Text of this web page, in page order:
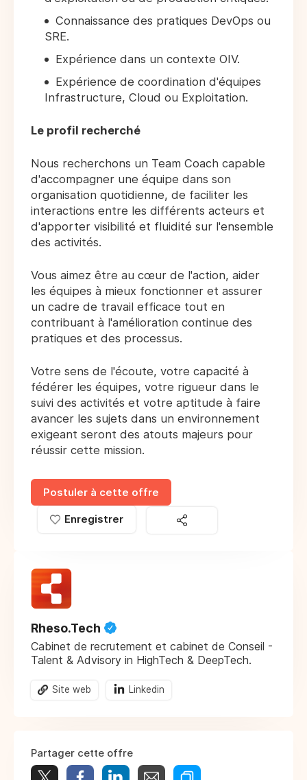
Connaissance des pratiques DevOps ou
SRE.
Expérience dans un contexte OIV.
Expérience de coordination d'équipes
Infrastructure, Cloud ou Exploitation.
Le profil recherché
Nous recherchons un Team Coach capable
d'accompagner une équipe dans son
organisation quotidienne, de faciliter les
interactions entre les différents acteurs et
d'apporter visibilité et fluidité sur l'ensemble
des activités.
Vous aimez être au cœur de l'action, aider
les équipes à mieux fonctionner et assurer
un cadre de travail efficace tout en
contribuant à l'amélioration continue des
pratiques et des processus.
Votre sens de l'écoute, votre capacité à
fédérer les équipes, votre rigueur dans le
suivi des activités et votre aptitude à faire
avancer les sujets dans un environnement
exigeant seront des atouts majeurs pour
réussir cette mission.
Postuler à cette offre
Enregistrer
Rheso.Tech
Cabinet de recrutement et cabinet de Conseil -
Talent & Advisory in HighTech & DeepTech.
Site web Linkedin
Partager cette offre